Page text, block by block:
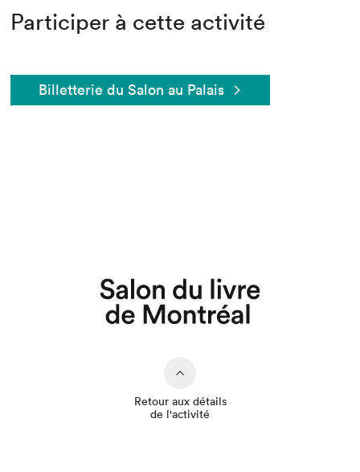
Participer à cette activité
Billetterie du Salon au Palais
Retour aux détails
de l'activité